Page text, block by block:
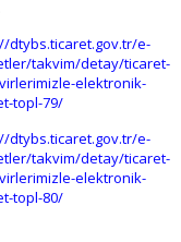
dtybs.ticaret.gov.tr/e-
takvim/detay/ticaret-
elektronik-
topl-79/
dtybs.ticaret.gov.tr/e-
takvim/detay/ticaret-
elektronik-
topl-80/